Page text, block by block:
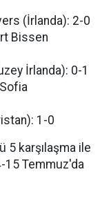
(İrlanda): 2-0
Bissen
İrlanda): 0-1
1-0
5 karşılaşma ile
15 Temmuz'da